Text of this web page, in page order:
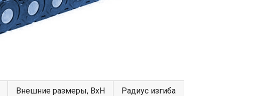
Внешние размеры, ВхН Радиус изгиба